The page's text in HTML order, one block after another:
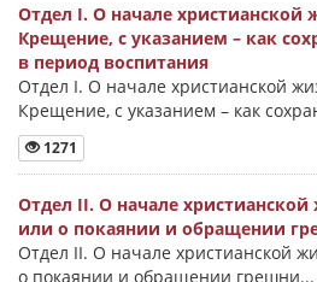
Отдел I. О начале христианской
Крещение, с указанием – как
в период воспитания
Отдел I. О начале христианской
Крещение, с указанием – как
1271
Отдел II. О начале
или о покаянии и обращении
Отдел II. О начале христианской
о покаянии и обращении грешни...